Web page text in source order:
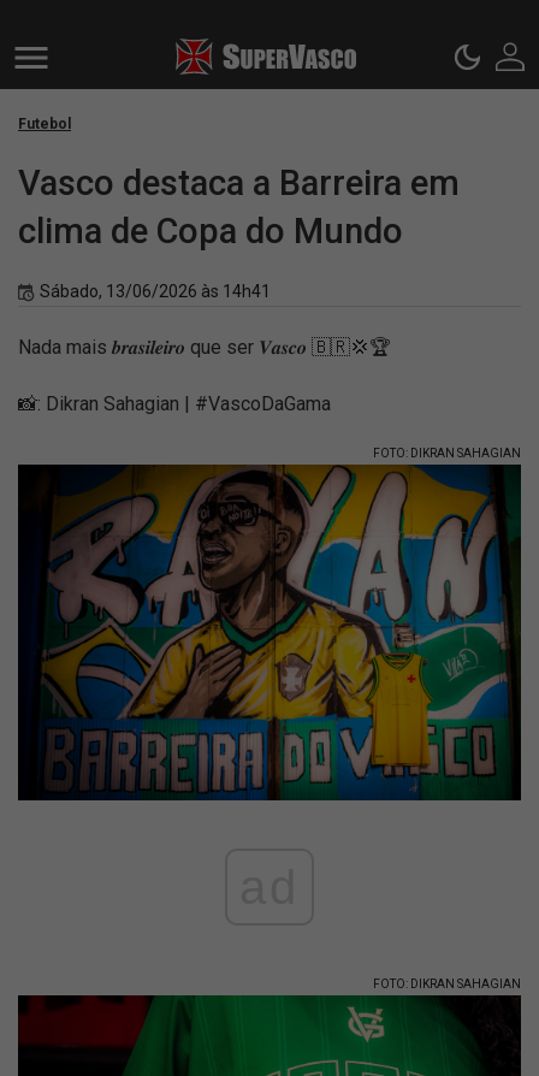
Futebol
Vasco destaca a Barreira em
clima de Copa do Mundo
Sábado, 13/06/2026 às 14h41
Nada mais 𝒃𝒓𝒂𝒔𝒊𝒍𝒆𝒊𝒓𝒐 que ser 𝑽𝒂𝒔𝒄𝒐 🇧🇷💢🏆
📸: Dikran Sahagian | #VascoDaGama
FOTO: DIKRAN SAHAGIAN
FOTO: DIKRAN SAHAGIAN